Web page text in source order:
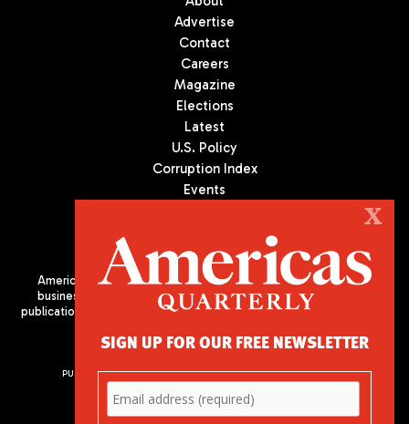
Advertise
Contact
Careers
Magazine
Elections
Latest
U.S. Policy
Corruption Index
Events
Americas Quarterly (AQ) is the premier publication on politics,
business, and culture in Latin America. We are an independent
publication of the Americas Society/Council of the Americas, based
PUBLISHED BY AMERICAS SOCIETY/ COUNCIL OF THE AMERICAS
680 Park Avenue
New York, NY 10065
X
SIGN UP FOR OUR FREE NEWSLETTER